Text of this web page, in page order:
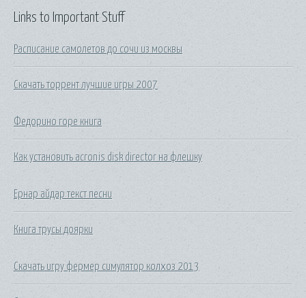
Links to Important Stuff
Расписание самолетов до сочи из москвы
Скачать торрент лучшие игры 2007
Федорино горе книга
Как установить acronis disk director на флешку
Ернар айдар текст песни
Книга трусы доярки
Скачать игру фермер симулятор колхоз 2013